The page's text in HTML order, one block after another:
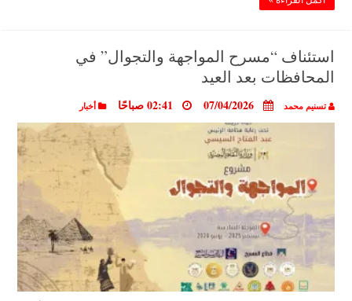
استئناف “مسرح المواجهة والتجوال” في
المحافظات بعد العيد
تسنيم محمد 07/04/2026 أخبار